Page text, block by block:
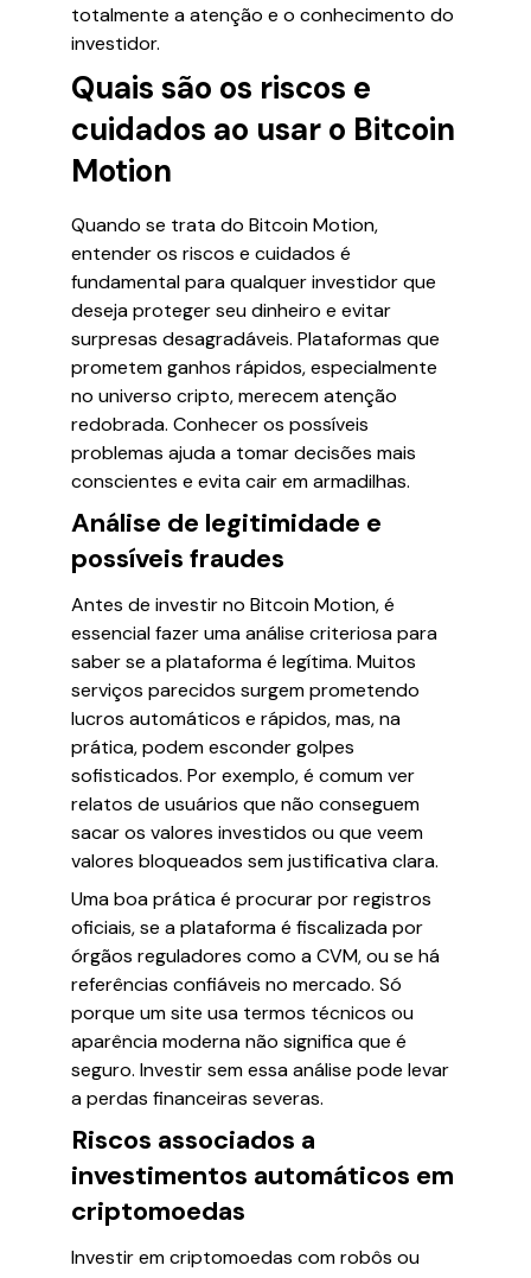
totalmente a atenção e o conhecimento do
investidor.
Quais são os riscos e
cuidados ao usar o Bitcoin
Motion
Quando se trata do Bitcoin Motion,
entender os riscos e cuidados é
fundamental para qualquer investidor que
deseja proteger seu dinheiro e evitar
surpresas desagradáveis. Plataformas que
prometem ganhos rápidos, especialmente
no universo cripto, merecem atenção
redobrada. Conhecer os possíveis
problemas ajuda a tomar decisões mais
conscientes e evita cair em armadilhas.
Análise de legitimidade e
possíveis fraudes
Antes de investir no Bitcoin Motion, é
essencial fazer uma análise criteriosa para
saber se a plataforma é legítima. Muitos
serviços parecidos surgem prometendo
lucros automáticos e rápidos, mas, na
prática, podem esconder golpes
sofisticados. Por exemplo, é comum ver
relatos de usuários que não conseguem
sacar os valores investidos ou que veem
valores bloqueados sem justificativa clara.
Uma boa prática é procurar por registros
oficiais, se a plataforma é fiscalizada por
órgãos reguladores como a CVM, ou se há
referências confiáveis no mercado. Só
porque um site usa termos técnicos ou
aparência moderna não significa que é
seguro. Investir sem essa análise pode levar
a perdas financeiras severas.
Riscos associados a
investimentos automáticos em
criptomoedas
Investir em criptomoedas com robôs ou